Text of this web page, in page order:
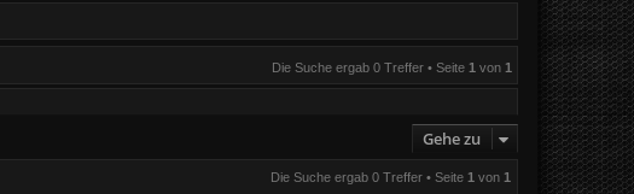
Die Suche ergab 0 Treffer • Seite 1 von 1
Gehe zu
Die Suche ergab 0 Treffer • Seite 1 von 1